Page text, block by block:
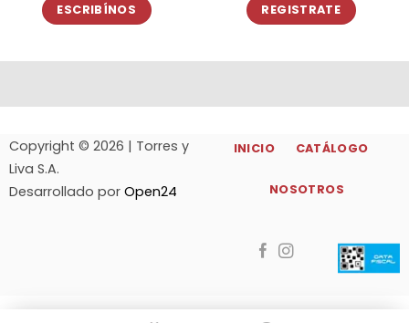
ESCRIBÍNOS REGISTRATE
Copyright © 2026 | Torres y
Liva S.A.
Desarrollado por Open24
INICIO CATÁLOGO
NOSOTROS